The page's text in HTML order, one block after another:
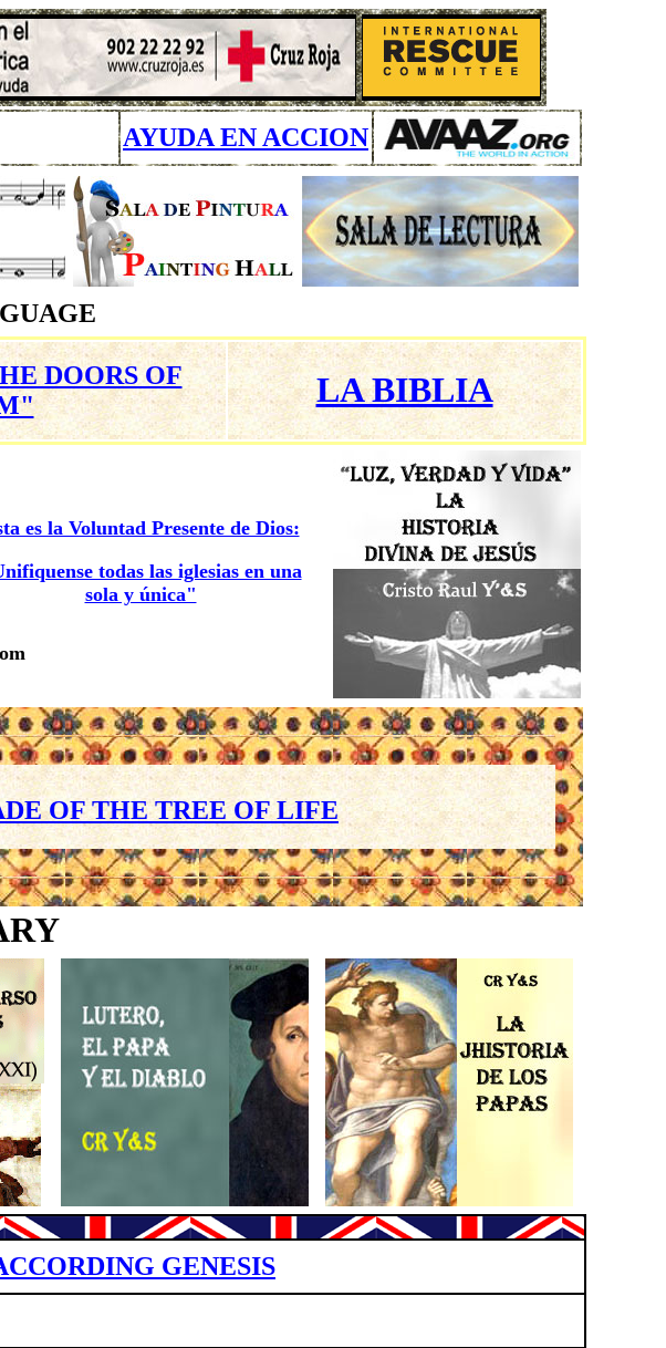
AYUDA EN ACCION
DOORS OF
LA BIBLIA
es la Voluntad Presente de Dios:
todas las iglesias en una
sola y única"
OF THE TREE OF LIFE
GENESIS